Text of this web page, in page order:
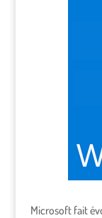
Microsoft fait